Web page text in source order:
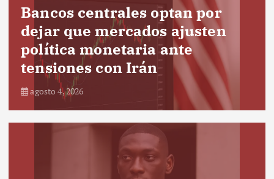
Bancos centrales optan por
dejar que mercados ajusten
política monetaria ante
tensiones con Irán
agosto 4, 2026